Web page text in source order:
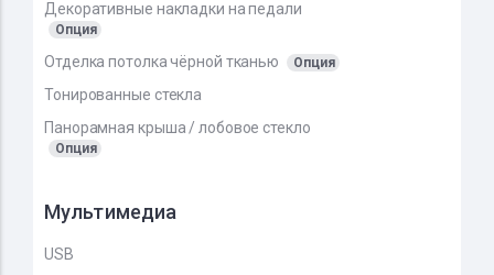
Декоративные накладки на педали
Опция
Отделка потолка чёрной тканью Опция
Тонированные стекла
Панорамная крыша / лобовое стекло
Опция
Мультимедиа
USB